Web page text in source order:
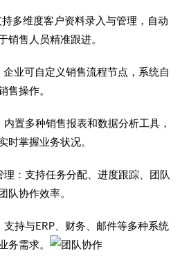
持多维度客户资料录入与管理，自动
销售人员精准跟进。
企业可自定义销售流程节点，系统自
售操作。
内置多种销售报表和数据分析工具，
时掌握业务状况。
理：支持任务分配、进度跟踪、团队
队协作效率。
支持与ERP、财务、邮件等多种系统
务需求。